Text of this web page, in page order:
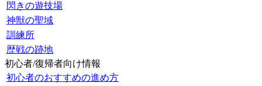
閃きの遊技場
神獣の聖域
訓練所
歴戦の跡地
初心者/復帰者向け情報
初心者のおすすめの進め方